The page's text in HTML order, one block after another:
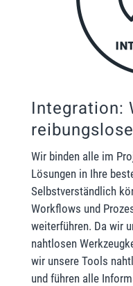
Integration:
Wir binden alle im
Lösungen in Ihre
Selbstverständlich
Workflows und
weiterführen. Da wir
nahtlosen
wir unsere Tools
und führen alle